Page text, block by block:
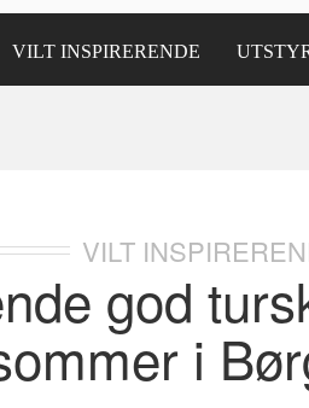
VILT INSPIRERENDE
VILT
god
i